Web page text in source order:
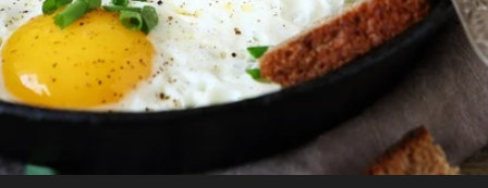
Proteina di piselli
Proteine del Siero di Latte da
Allevamento al Pascolo
Peptidi di collagene
Whey al cioccolato da latte di mucche
alimentate a erba
Whey di erba alimentata alla vaniglia
Siero di latte da bovini alimentati a erba
Shop All Protein Powders